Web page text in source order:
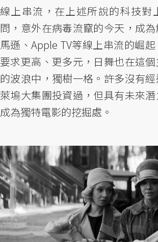
線上串流，在上述所說的科技對
問，意外在病毒流竄的今天，成
馬遜、Apple TV等線上串流的崛
要求更高、更多元，日舞也在這
的波浪中，獨樹一格。許多沒有
萊塢大集團投資過，但具有未來潛
成為獨特電影的挖掘處。